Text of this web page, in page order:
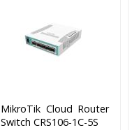
MikroTik Cloud Router
Switch CRS106-1C-5S